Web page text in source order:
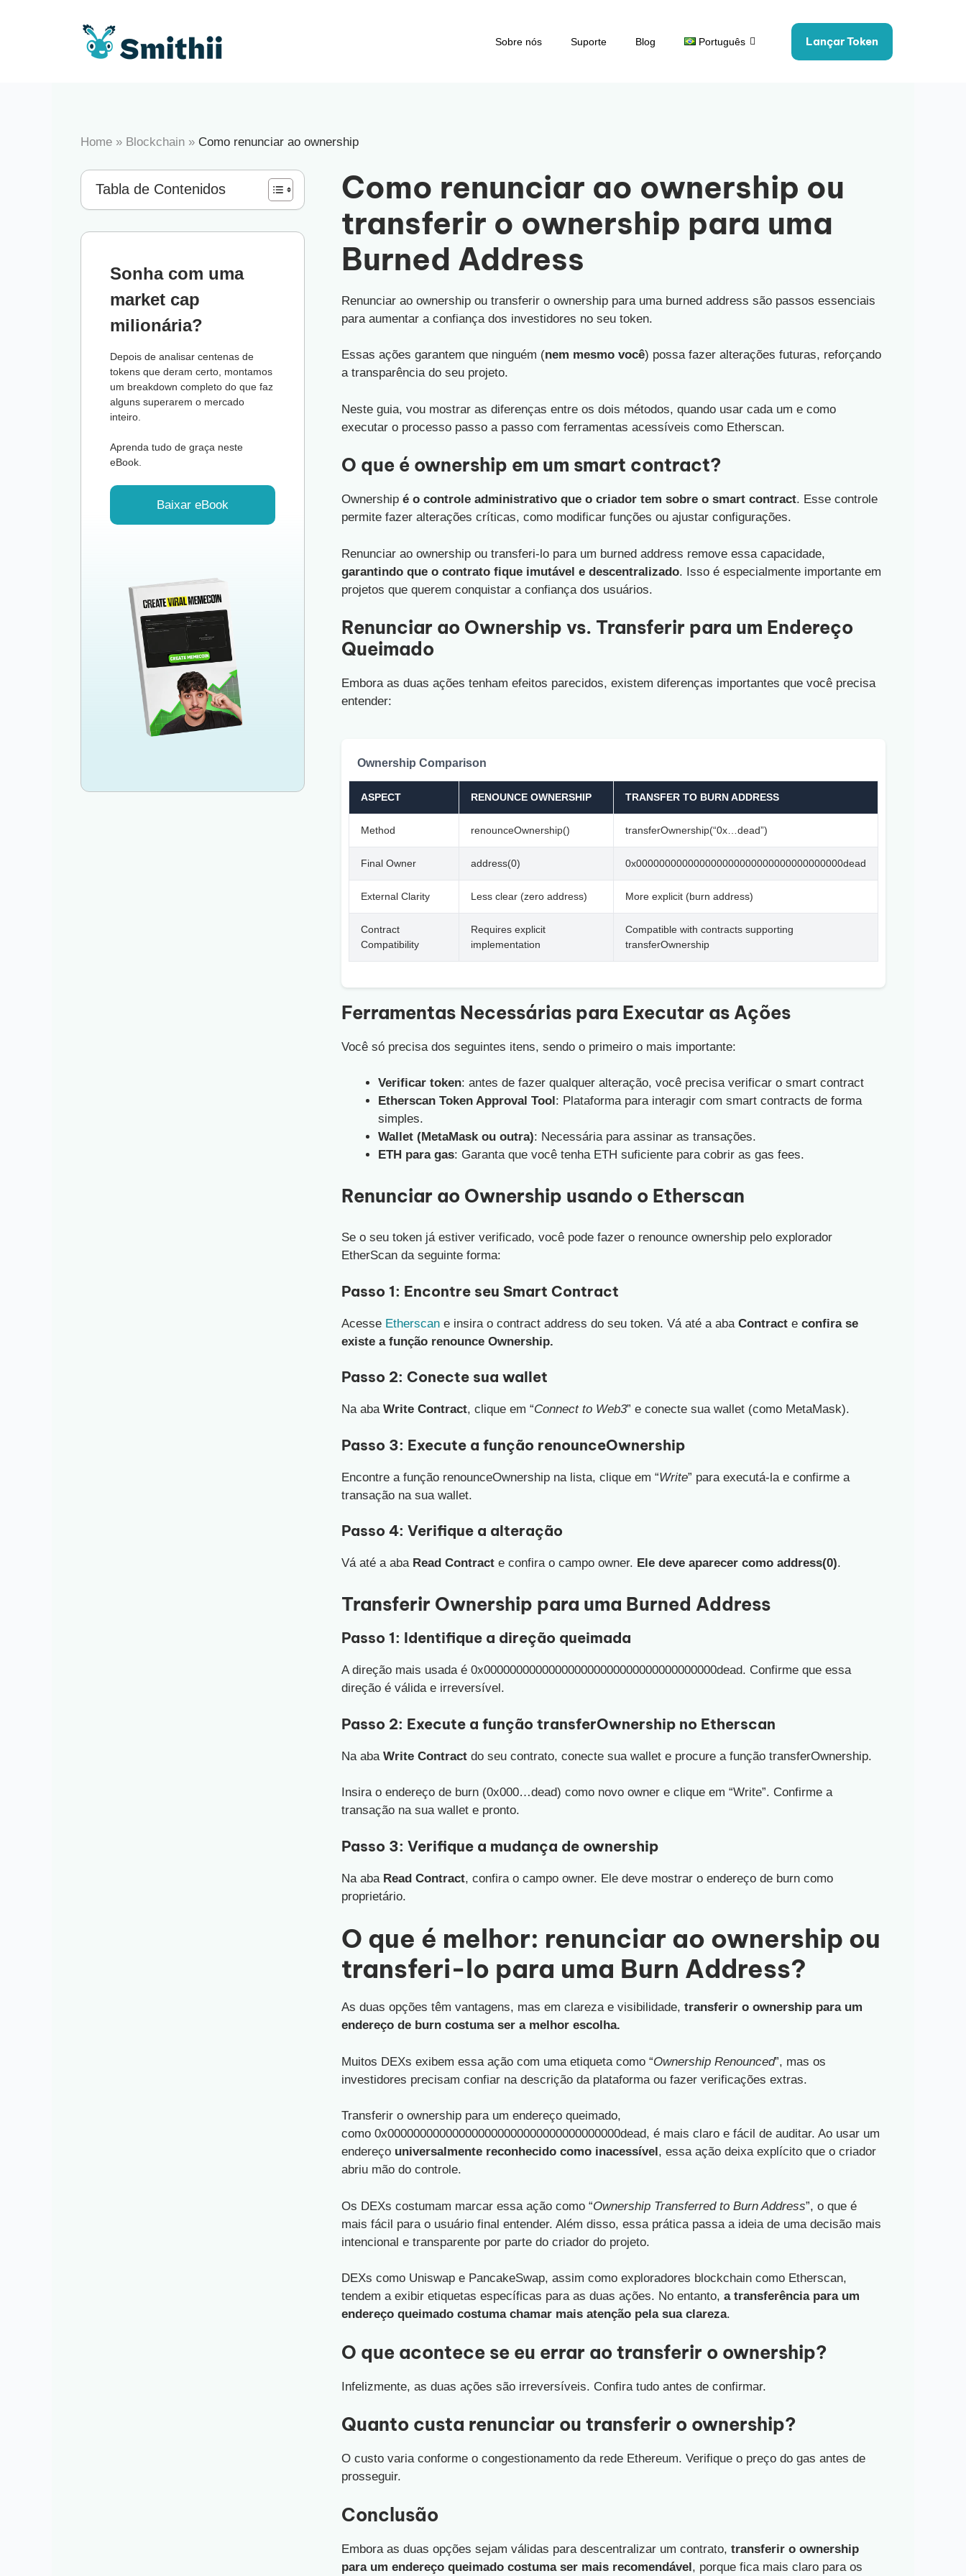
Sobre nós Suporte Blog Português Lançar Token
Home » Blockchain » Como renunciar ao ownership
Tabla de Contenidos
Sonha com uma
market cap
milionária?
Depois de analisar centenas de
tokens que deram certo, montamos
um breakdown completo do que faz
alguns superarem o mercado
inteiro.
Aprenda tudo de graça neste
eBook.
Baixar eBook
Como renunciar ao ownership ou
transferir o ownership para uma
Burned Address
Renunciar ao ownership ou transferir o ownership para uma burned address são passos essenciais
para aumentar a confiança dos investidores no seu token.
Essas ações garantem que ninguém (nem mesmo você) possa fazer alterações futuras, reforçando
a transparência do seu projeto.
Neste guia, vou mostrar as diferenças entre os dois métodos, quando usar cada um e como
executar o processo passo a passo com ferramentas acessíveis como Etherscan.
O que é ownership em um smart contract?
Ownership é o controle administrativo que o criador tem sobre o smart contract. Esse controle
permite fazer alterações críticas, como modificar funções ou ajustar configurações.
Renunciar ao ownership ou transferi-lo para um burned address remove essa capacidade,
garantindo que o contrato fique imutável e descentralizado. Isso é especialmente importante em
projetos que querem conquistar a confiança dos usuários.
Renunciar ao Ownership vs. Transferir para um Endereço
Queimado
Embora as duas ações tenham efeitos parecidos, existem diferenças importantes que você precisa
entender:
Ownership Comparison
ASPECT RENOUNCE OWNERSHIP TRANSFER TO BURN ADDRESS
Method renounceOwnership() transferOwnership(“0x…dead”)
Final Owner address(0) 0x000000000000000000000000000000000000dead
External Clarity Less clear (zero address) More explicit (burn address)
Contract
Compatibility
Requires explicit
implementation
Compatible with contracts supporting
transferOwnership
Ferramentas Necessárias para Executar as Ações
Você só precisa dos seguintes itens, sendo o primeiro o mais importante:
Verificar token: antes de fazer qualquer alteração, você precisa verificar o smart contract
Etherscan Token Approval Tool: Plataforma para interagir com smart contracts de forma
simples.
Wallet (MetaMask ou outra): Necessária para assinar as transações.
ETH para gas: Garanta que você tenha ETH suficiente para cobrir as gas fees.
Renunciar ao Ownership usando o Etherscan
Se o seu token já estiver verificado, você pode fazer o renounce ownership pelo explorador
EtherScan da seguinte forma:
Passo 1: Encontre seu Smart Contract
Acesse Etherscan e insira o contract address do seu token. Vá até a aba Contract e confira se
existe a função renounce Ownership.
Passo 2: Conecte sua wallet
Na aba Write Contract, clique em “Connect to Web3” e conecte sua wallet (como MetaMask).
Passo 3: Execute a função renounceOwnership
Encontre a função renounceOwnership na lista, clique em “Write” para executá-la e confirme a
transação na sua wallet.
Passo 4: Verifique a alteração
Vá até a aba Read Contract e confira o campo owner. Ele deve aparecer como address(0).
Transferir Ownership para uma Burned Address
Passo 1: Identifique a direção queimada
A direção mais usada é 0x000000000000000000000000000000000000dead. Confirme que essa
direção é válida e irreversível.
Passo 2: Execute a função transferOwnership no Etherscan
Na aba Write Contract do seu contrato, conecte sua wallet e procure a função transferOwnership.
Insira o endereço de burn (0x000…dead) como novo owner e clique em “Write”. Confirme a
transação na sua wallet e pronto.
Passo 3: Verifique a mudança de ownership
Na aba Read Contract, confira o campo owner. Ele deve mostrar o endereço de burn como
proprietário.
O que é melhor: renunciar ao ownership ou
transferi-lo para uma Burn Address?
As duas opções têm vantagens, mas em clareza e visibilidade, transferir o ownership para um
endereço de burn costuma ser a melhor escolha.
Muitos DEXs exibem essa ação com uma etiqueta como “Ownership Renounced”, mas os
investidores precisam confiar na descrição da plataforma ou fazer verificações extras.
Transferir o ownership para um endereço queimado,
como 0x000000000000000000000000000000000000dead, é mais claro e fácil de auditar. Ao usar um
endereço universalmente reconhecido como inacessível, essa ação deixa explícito que o criador
abriu mão do controle.
Os DEXs costumam marcar essa ação como “Ownership Transferred to Burn Address”, o que é
mais fácil para o usuário final entender. Além disso, essa prática passa a ideia de uma decisão mais
intencional e transparente por parte do criador do projeto.
DEXs como Uniswap e PancakeSwap, assim como exploradores blockchain como Etherscan,
tendem a exibir etiquetas específicas para as duas ações. No entanto, a transferência para um
endereço queimado costuma chamar mais atenção pela sua clareza.
O que acontece se eu errar ao transferir o ownership?
Infelizmente, as duas ações são irreversíveis. Confira tudo antes de confirmar.
Quanto custa renunciar ou transferir o ownership?
O custo varia conforme o congestionamento da rede Ethereum. Verifique o preço do gas antes de
prosseguir.
Conclusão
Embora as duas opções sejam válidas para descentralizar um contrato, transferir o ownership
para um endereço queimado costuma ser mais recomendável, porque fica mais claro para os